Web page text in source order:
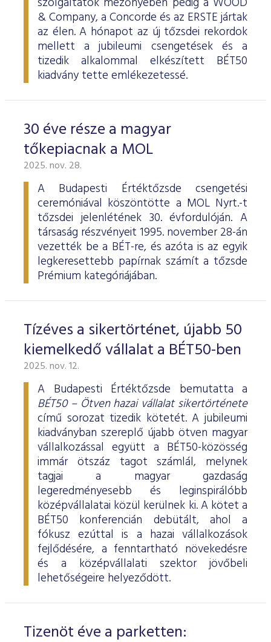
& Company, a Concorde és az ERSTE jártak
az élen. A hónapot az új tőzsdei rekordok
mellett a jubileumi csengetések és a
tizedik alkalommal elkészített BÉT50
kiadvány tette emlékezetessé.
30 éve része a magyar
tőkepiacnak a MOL
2025. nov. 28.
A Budapesti Értéktőzsde csengetési
ceremóniával köszöntötte a MOL Nyrt.-t
tőzsdei jelenlétének 30. évfordulóján. A
társaság részvényeit 1995. november 28-án
vezették be a BÉT-re, és azóta is az egyik
legkeresettebb papírnak számít a tőzsde
Prémium kategóriájában.
Tízéves a sikertörténet, újabb 50
kiemelkedő vállalat a BÉT50-ben
2025. nov. 12.
A Budapesti Értéktőzsde bemutatta a
BÉT50 – Ötven hazai vállalat sikertörténete
című sorozat tizedik kötetét. A jubileumi
kiadványban szereplő újabb ötven magyar
vállalkozással együtt a BÉT50-közösség
immár ötszáz tagot számlál, melynek
tagjai a magyar gazdaság
legeredményesebb és leginspirálóbb
középvállalatai közül kerülnek ki. A kötet a
BÉT50 konferencián debütált, ahol a
fókusz ezúttal is a hazai vállalkozások
fejlődésére, a fenntartható növekedésre
és a középvállalati szektor jövőbeli
lehetőségeire helyeződött.
Tizenöt éve a parketten: